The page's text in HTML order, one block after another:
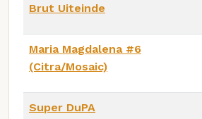
Brut Uiteinde
Maria Magdalena #6
(Citra/Mosaic)
Super DuPA